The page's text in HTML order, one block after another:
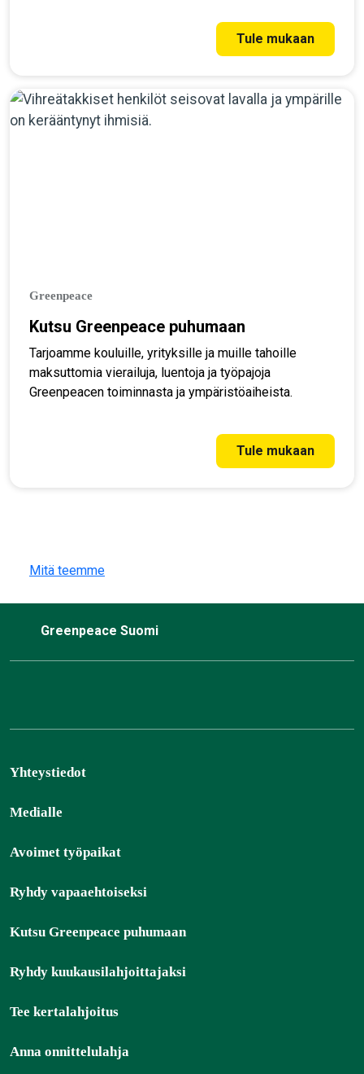
Tule mukaan
Greenpeace
Kutsu Greenpeace puhumaan
Tarjoamme kouluille, yrityksille ja muille tahoille
maksuttomia vierailuja, luentoja ja työpajoja
Greenpeacen toiminnasta ja ympäristöaiheista.
Tule mukaan
Mitä teemme
Greenpeace Suomi
Yhteystiedot
Medialle
Avoimet työpaikat
Ryhdy vapaaehtoiseksi
Kutsu Greenpeace puhumaan
Ryhdy kuukausilahjoittajaksi
Tee kertalahjoitus
Anna onnittelulahja